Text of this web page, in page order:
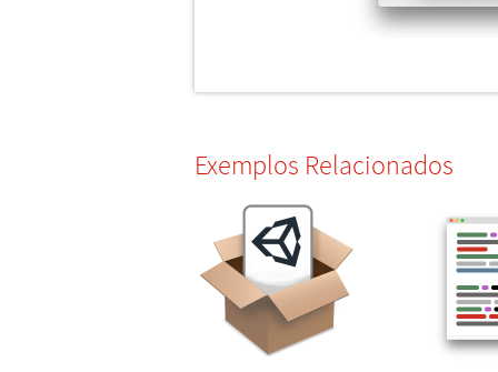
Exemplos Relacionados